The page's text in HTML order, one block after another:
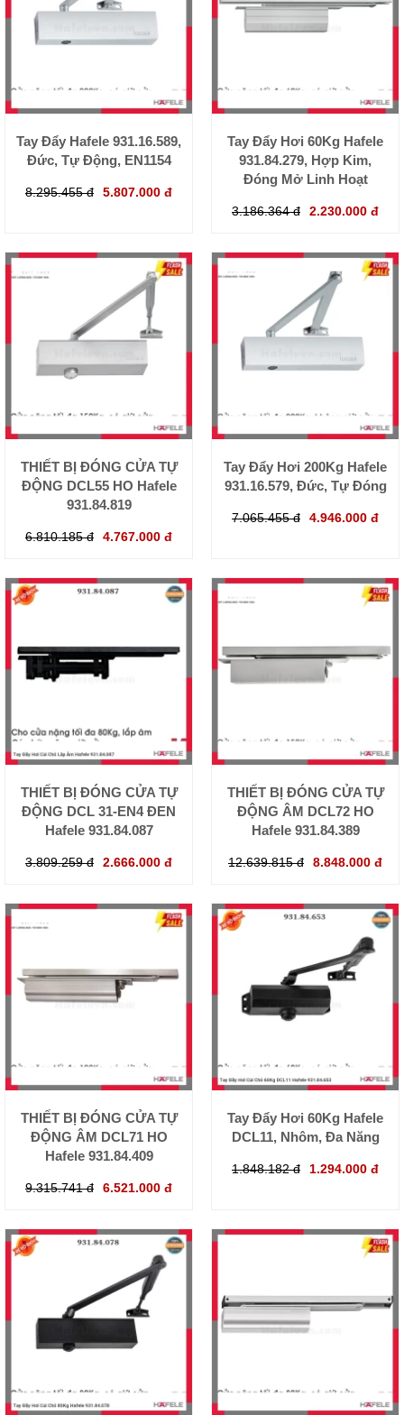
Tay Đẩy Hafele 931.16.589,
Đức, Tự Động, EN1154
8.295.455 đ 5.807.000 đ
Tay Đẩy Hơi 60Kg Hafele
931.84.279, Hợp Kim,
Đóng Mở Linh Hoạt
3.186.364 đ 2.230.000 đ
THIẾT BỊ ĐÓNG CỬA TỰ
ĐỘNG DCL55 HO Hafele
931.84.819
6.810.185 đ 4.767.000 đ
Tay Đẩy Hơi 200Kg Hafele
931.16.579, Đức, Tự Đóng
7.065.455 đ 4.946.000 đ
THIẾT BỊ ĐÓNG CỬA TỰ
ĐỘNG DCL 31-EN4 ĐEN
Hafele 931.84.087
3.809.259 đ 2.666.000 đ
THIẾT BỊ ĐÓNG CỬA TỰ
ĐỘNG ÂM DCL72 HO
Hafele 931.84.389
12.639.815 đ 8.848.000 đ
THIẾT BỊ ĐÓNG CỬA TỰ
ĐỘNG ÂM DCL71 HO
Hafele 931.84.409
9.315.741 đ 6.521.000 đ
Tay Đẩy Hơi 60Kg Hafele
DCL11, Nhôm, Đa Năng
1.848.182 đ 1.294.000 đ